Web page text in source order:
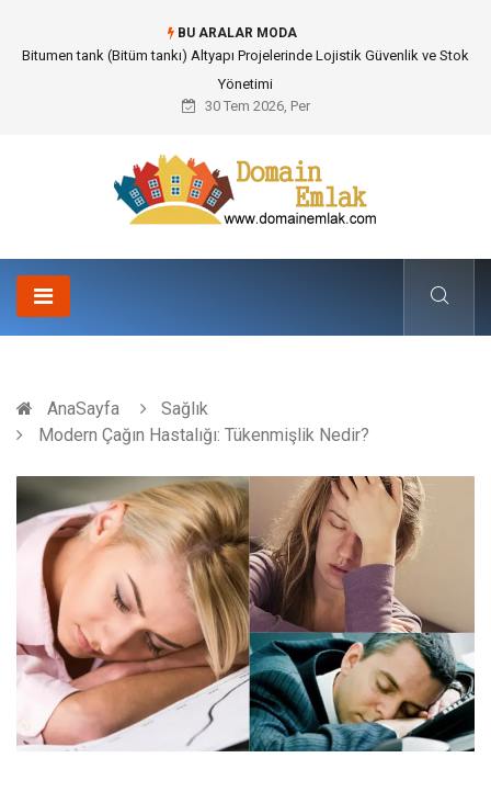
BU ARALAR MODA
Güvenilir Chip Satışı: Kesintisiz Poker Deneyimi İçin Profesyonel Destek
30 Tem 2026, Per
AnaSayfa
Sağlık
Modern Çağın Hastalığı: Tükenmişlik Nedir?